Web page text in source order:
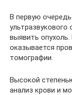
В первую
выявить
оказывается
томографии.
Высокой
анализ крови и